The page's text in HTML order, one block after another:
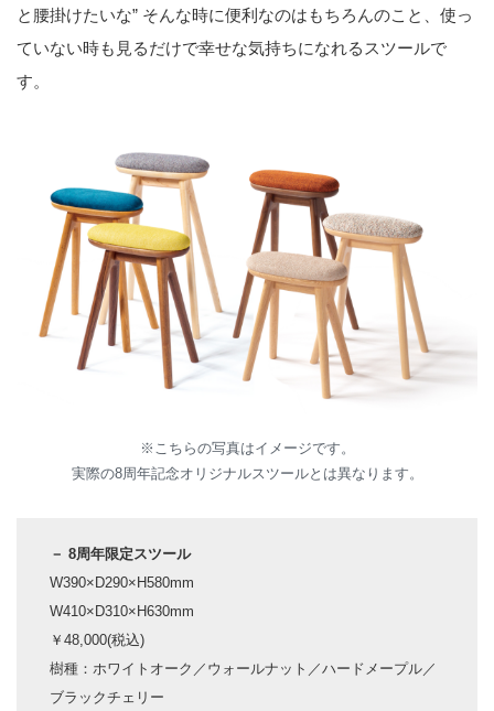
と腰掛けたいな” そんな時に便利なのはもちろんのこと、使っ
ていない時も見るだけで幸せな気持ちになれるスツールで
す。
※こちらの写真はイメージです。
実際の8周年記念オリジナルスツールとは異なります。
－ 8周年限定スツール
W390×D290×H580mm
W410×D310×H630mm
￥48,000(税込)
樹種：ホワイトオーク／ウォールナット／ハードメープル／
ブラックチェリー